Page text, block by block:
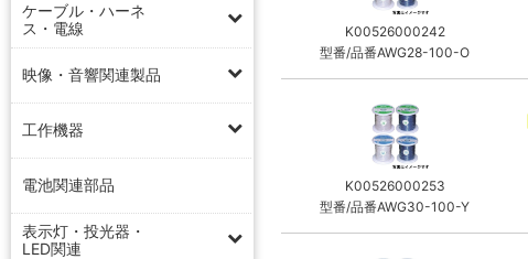
ケーブル・ハーネ
ス・電線
映像・音響関連製品
工作機器
電池関連部品
表示灯・投光器・
LED関連
K00526000242
型番/品番AWG28-100-O
K00526000253
型番/品番AWG30-100-Y